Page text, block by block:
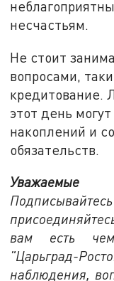
несчастьям.
Не стоит
вопросами,
кредитование.
этот день
накоплений и
обязательств.
Уважаемые
вам есть
"Царьград-
наблюдения,